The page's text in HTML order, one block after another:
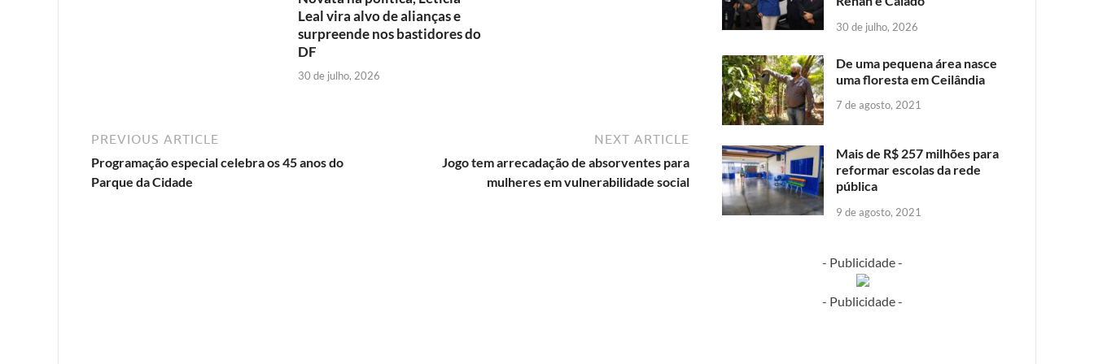
l
Leal vira alvo de alianças e
surpreende nos bastidores do
DF
30 de julho, 2026
PREVIOUS ARTICLE
Programação especial celebra os 45 anos do
Parque da Cidade
NEXT ARTICLE
Jogo tem arrecadação de absorventes para
mulheres em vulnerabilidade social
30 de julho, 2026
De uma pequena área nasce
uma floresta em Ceilândia
7 de agosto, 2021
Mais de R$ 257 milhões para
reformar escolas da rede
pública
9 de agosto, 2021
- Publicidade -
- Publicidade -